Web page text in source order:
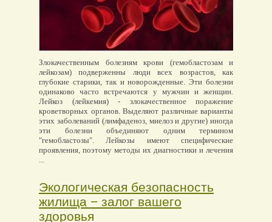
Злокачественным болезням крови (гемобластозам и
лейкозам) подверженны люди всех возрастов, как
глубокие старики, так и новорожденные. Эти болезни
одинаково часто встречаются у мужчин и женщин.
Лейкоз (лейкемия) - злокачественное поражение
кроветворных органов. Выделяют различные варианты
этих заболеваний (лимфаденоз, миелоз и другие) иногда
эти болезни объединяют одним термином
"гемобластозы". Лейкозы имеют специфические
проявления, поэтому методы их диагностики и лечения
...
Экологическая безопасность
жилища − залог вашего
здоровья